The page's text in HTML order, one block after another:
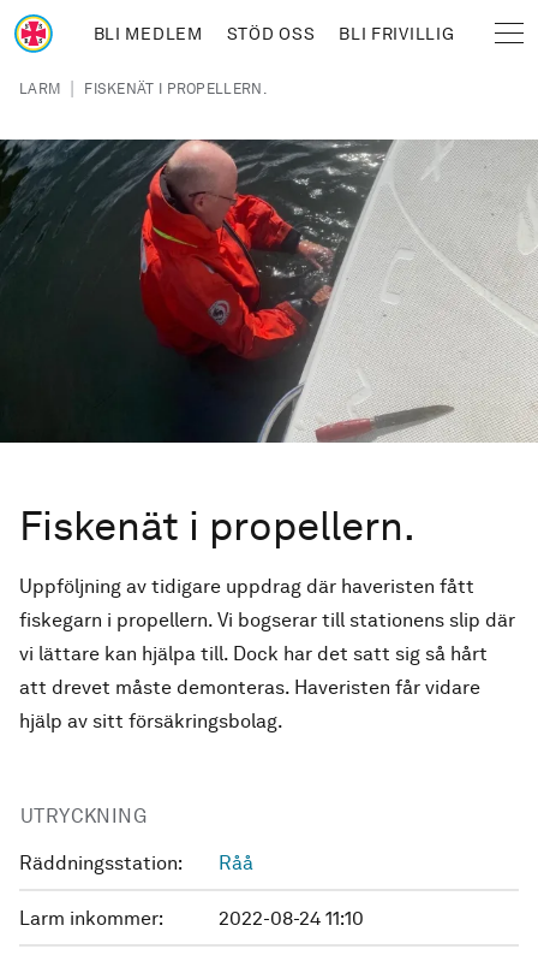
Hoppa till huvudinnehåll
BLI MEDLEM STÖD OSS BLI FRIVILLIG
Länkstig
LARM | FISKENÄT I PROPELLERN.
Fiskenät i propellern.
Uppföljning av tidigare uppdrag där haveristen fått
fiskegarn i propellern. Vi bogserar till stationens slip där
vi lättare kan hjälpa till. Dock har det satt sig så hårt
att drevet måste demonteras. Haveristen får vidare
hjälp av sitt försäkringsbolag.
UTRYCKNING
Räddningsstation: Råå
Larm inkommer: 2022-08-24 11:10